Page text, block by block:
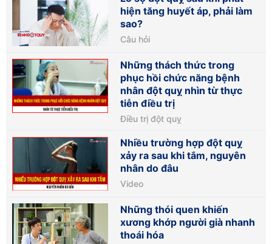
hiện tăng huyết áp, phải làm
sao?
Câu hỏi
Những thách thức trong
phục hồi chức năng bệnh
nhân đột quỵ nhìn từ thực
tiễn điều trị
Điều trị đột quỵ
Nhiều trường hợp đột quỵ
xảy ra sau khi tắm, nguyên
nhân do đâu
Video
Những thói quen khiến
xương khớp người già nhanh
thoái hóa